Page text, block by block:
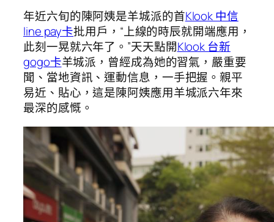
年近六旬的陳阿姨是羊城派的首Klook 中信
line pay卡批用戶，“上線的時辰就開端應用，
此刻一晃就六年了。”天天點開Klook 台新
gogo卡羊城派，曾經成為她的習氣，嚴重要
聞、當地資訊、運動信息，一手把握。親平
易近、貼心，這是陳阿姨應用羊城派六年來
最深的感慨。